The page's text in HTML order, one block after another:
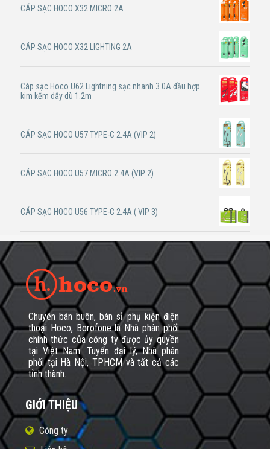
CÁP SẠC HOCO X32 MICRO 2A
CÁP SẠC HOCO X32 LIGHTING 2A
Cáp sạc Hoco U62 Lightning sạc nhanh 3.0A đầu hợp
kim kẽm dây dù 1.2m
CÁP SẠC HOCO U57 TYPE-C 2.4A (VIP 2)
CÁP SẠC HOCO U57 MICRO 2.4A (VIP 2)
CÁP SẠC HOCO U56 TYPE-C 2.4A ( VIP 3)
Chuyên bán buôn, bán sỉ phụ kiện điện
thoại Hoco, Borofone là Nhà phân phối
chính thức của công ty được ủy quyền
tại Việt Nam. Tuyển đại lý, Nhà phân
phối tại Hà Nội, TPHCM và tất cả các
tỉnh thành.
GIỚI THIỆU
Công ty